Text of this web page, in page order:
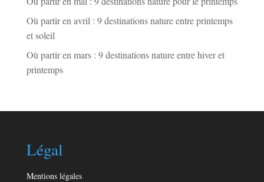
Où partir en avril : 9 destinations nature entre printemps
et soleil
Où partir en mars : 9 destinations nature entre hiver et
printemps
Légal
Mentions légales